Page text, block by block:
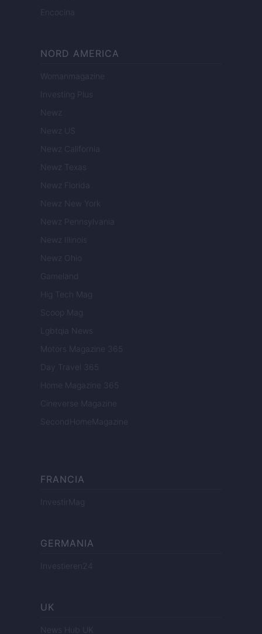
Encocina
NORD AMERICA
Womanmagazine
Investing Plus
Newz
Newz US
Newz California
Newz Texas
Newz Florida
Newz New York
Newz Pennsylvania
Newz Illinois
Newz Ohio
Gameland
Hig Tech Mag
Scoop Mag
Lgbtqia News
Motors Magazine 365
Day Travel 365
Home Magazine 365
Cineverse Magazine
SecondHomeMagazine
FRANCIA
InvestirMag
GERMANIA
Investieren24
UK
News Hub UK